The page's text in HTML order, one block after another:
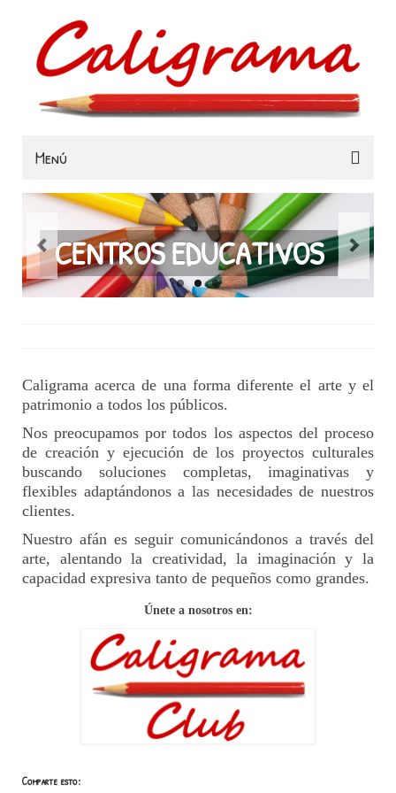
Menú
Familias
Colegios
Museos e Instituciones
CENTROS EDUCATIVOS
Caligrama acerca de una forma diferente el arte y el
patrimonio a todos los públicos.
Nos preocupamos por todos los aspectos del proceso
de creación y ejecución de los proyectos culturales
buscando soluciones completas, imaginativas y
flexibles adaptándonos a las necesidades de nuestros
clientes.
Nuestro afán es seguir comunicándonos a través del
arte, alentando la creatividad, la imaginación y la
capacidad expresiva tanto de pequeños como grandes.
Únete a nosotros en:
Comparte esto: